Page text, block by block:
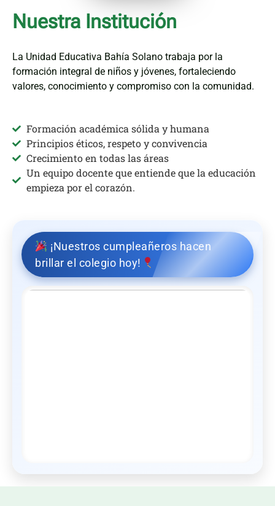
Nuestra Institución
La Unidad Educativa Bahía Solano trabaja por la
formación integral de niños y jóvenes, fortaleciendo
valores, conocimiento y compromiso con la comunidad.
Formación académica sólida y humana
Principios éticos, respeto y convivencia
Crecimiento en todas las áreas
Un equipo docente que entiende que la educación
empieza por el corazón.
¡Nuestros cumpleañeros hacen
brillar el colegio hoy!